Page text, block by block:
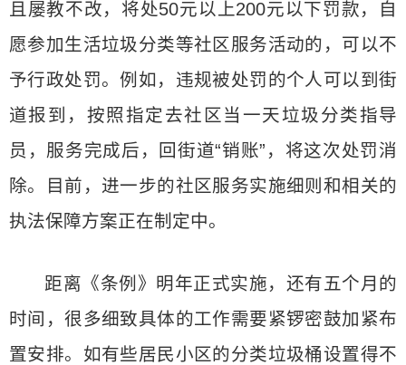
且屡教不改，将处50元以上200元以下罚款，自
愿参加生活垃圾分类等社区服务活动的，可以不
予行政处罚。例如，违规被处罚的个人可以到街
道报到，按照指定去社区当一天垃圾分类指导
员，服务完成后，回街道“销账”，将这次处罚消
除。目前，进一步的社区服务实施细则和相关的
执法保障方案正在制定中。
距离《条例》明年正式实施，还有五个月的
时间，很多细致具体的工作需要紧锣密鼓加紧布
置安排。如有些居民小区的分类垃圾桶设置得不